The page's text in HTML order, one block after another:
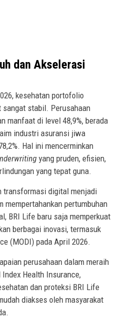
dan Akselerasi
kesehatan portofolio
sangat stabil. Perusahaan
manfaat di level 48,9%, berada
industri asuransi jiwa
Hal ini mencerminkan
yang pruden, efisien,
yang tepat guna.
transformasi digital menjadi
mempertahankan pertumbuhan
BRI Life baru saja memperkuat
berbagai inovasi, termasuk
(MODI) pada April 2026.
perusahaan dalam meraih
Health Insurance,
dan proteksi BRI Life
diakses oleh masyarakat